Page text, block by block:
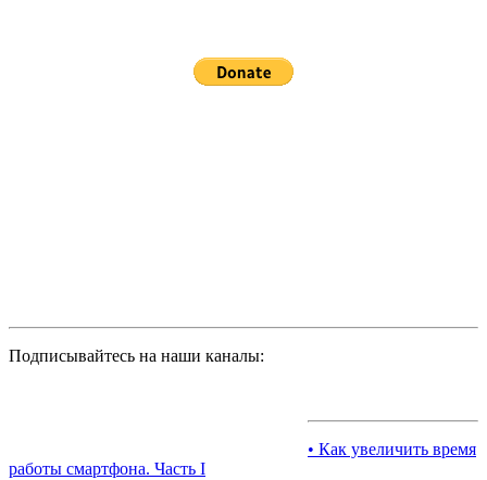
Подписывайтесь на наши каналы:
• Как увеличить время
работы смартфона. Часть I